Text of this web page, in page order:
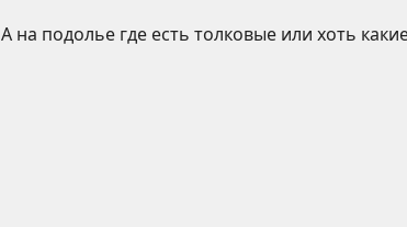
А на подолье где есть толковые или хоть